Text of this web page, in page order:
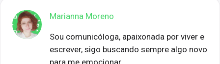
Marianna Moreno
Sou comunicóloga, apaixonada por viver e
escrever, sigo buscando sempre algo novo
para me emocionar.